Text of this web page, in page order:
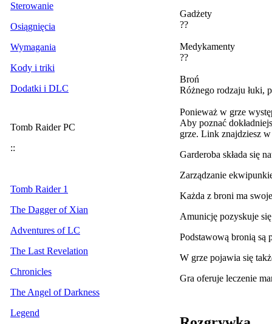
Sterowanie
Osiągnięcia
Wymagania
Kody i triki
Dodatki i DLC
Tomb Raider PC
::
Tomb Raider 1
The Dagger of Xian
Adventures of LC
The Last Revelation
Chronicles
The Angel of Darkness
Legend
Gadżety
??
Medykamenty
??
Broń
Różnego rodzaju łuki,
Ponieważ w grze
Aby poznać
grze. Link znajdziesz
Garderoba składa się
Zarządzanie
Każda z broni ma
Amunicję pozyskuje
Podstawową bronią są
W grze pojawia się
Gra oferuje leczenie